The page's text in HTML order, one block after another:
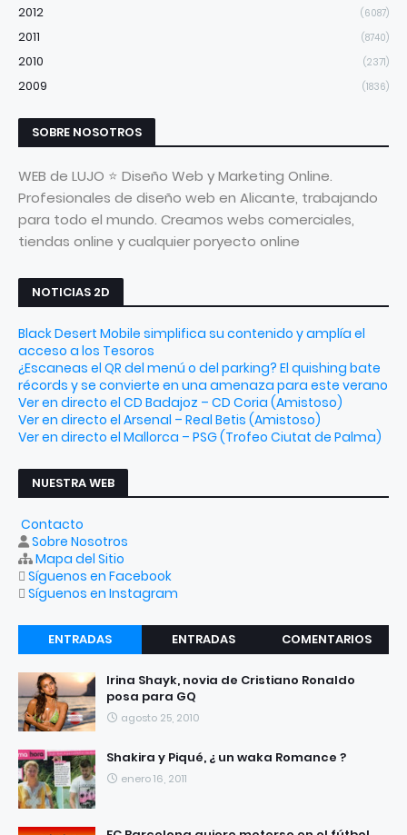
2012 (6087)
2011 (8740)
2010 (2371)
2009 (1836)
SOBRE NOSOTROS
WEB de LUJO ⭐ Diseño Web y Marketing Online.
Profesionales de diseño web en Alicante, trabajando
para todo el mundo. Creamos webs comerciales,
tiendas online y cualquier poryecto online
NOTICIAS 2D
Black Desert Mobile simplifica su contenido y amplía el
acceso a los Tesoros
¿Escaneas el QR del menú o del parking? El quishing bate
récords y se convierte en una amenaza para este verano
Ver en directo el CD Badajoz – CD Coria (Amistoso)
Ver en directo el Arsenal – Real Betis (Amistoso)
Ver en directo el Mallorca – PSG (Trofeo Ciutat de Palma)
NUESTRA WEB
Contacto
Sobre Nosotros
Mapa del Sitio
Síguenos en Facebook
Síguenos en Instagram
ENTRADAS
RECIENTES
ENTRADAS
COMENTARIOS
Irina Shayk, novia de Cristiano Ronaldo
posa para GQ
agosto 25, 2010
Shakira y Piqué, ¿ un waka Romance ?
enero 16, 2011